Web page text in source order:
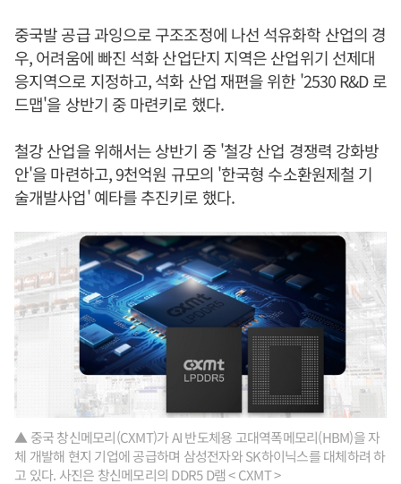
중국발 공급 과잉으로 구조조정에 나선 석유화학 산업의 경
우, 어려움에 빠진 석화 산업단지 지역은 산업위기 선제대
응지역으로 지정하고, 석화 산업 재편을 위한 '2530 R&D 로
드맵'을 상반기 중 마련키로 했다.
철강 산업을 위해서는 상반기 중 '철강 산업 경쟁력 강화방
안'을 마련하고, 9천억원 규모의 '한국형 수소환원제철 기
술개발사업' 예타를 추진키로 했다.
▲ 중국 창신메모리(CXMT)가 AI 반도체용 고대역폭메모리(HBM)을 자
체 개발해 현지 기업에 공급하며 삼성전자와 SK하이닉스를 대체하려 하
고 있다. 사진은 창신메모리의 DDR5 D램 < CXMT >